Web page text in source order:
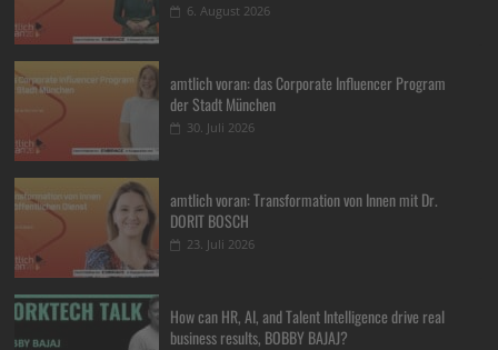
6. August 2026
amtlich voran: das Corporate Influencer Program
der Stadt München
30. Juli 2026
amtlich voran: Transformation von Innen mit Dr.
DORIT BOSCH
23. Juli 2026
How can HR, AI, and Talent Intelligence drive real
business results, BOBBY BAJAJ?